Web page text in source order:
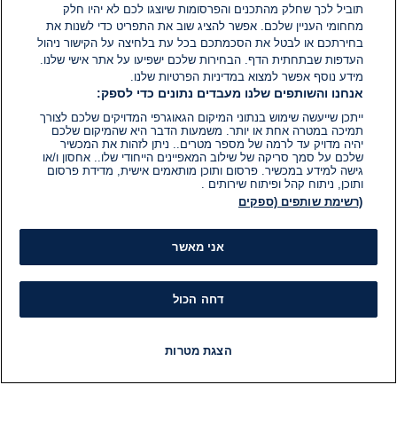
זמן
קריאה:
1
דקות.
13 במאי 2024
תוביל לכך שחלק מהתכנים והפרסומות שיוצגו לכם לא יהיו חלק
מחחומי העניין שלכם. אפשר להציג שוב את התפריט כדי לשנות את
בחירתכם או לבטל את הסכמתכם בכל עת בלחיצה על הקישור ניהול
העדפות שבתחתית הדף. הבחירות שלכם ישפיעו על אתר אישי שלנו.
מידע נוסף אפשר למצוא במדיניות הפרטיות שלנו.
אנחנו והשותפים שלנו מעבדים נתונים כדי לספק:
ייתכן שייעשה שימוש בנתוני המיקום הגאוגרפי המדויקים שלכם לצורך
תמיכה במטרה אחת או יותר. משמעות הדבר היא שהמיקום שלכם
יהיה מדויק עד לרמה של מספר מטרים.. ניתן לזהות את המכשיר
שלכם על סמך סריקה של שילוב המאפיינים הייחודי שלו.. אחסון ו/או
גישה למידע במכשיר. פרסום ותוכן מותאמים אישית, מדידת פרסום
ותוכן, ניתוח קהל ופיתוח שירותים .
(רשימת שותפים (ספקים
אני מאשר
דחה הכול
הצגת מטרות